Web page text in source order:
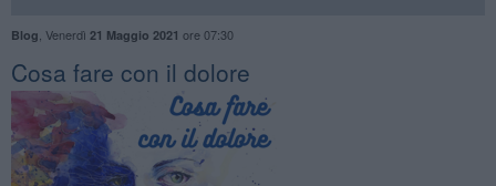
Blog Venerdì 21 Maggio 2021 ore 07:30
Cosa fare con il dolore